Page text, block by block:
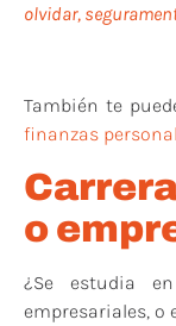
olvidar,
También te
finanzas
o
¿Se estudia
empresariales, o